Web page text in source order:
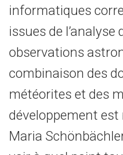
informatiques
issues de
observations
combinaison des
météorites et des
développement est
Maria